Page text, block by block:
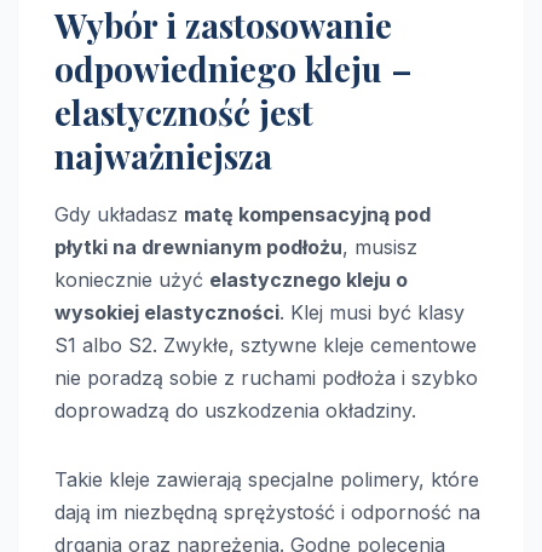
Wybór i zastosowanie
odpowiedniego kleju –
elastyczność jest
najważniejsza
Gdy układasz matę kompensacyjną pod
płytki na drewnianym podłożu, musisz
koniecznie użyć elastycznego kleju o
wysokiej elastyczności. Klej musi być klasy
S1 albo S2. Zwykłe, sztywne kleje cementowe
nie poradzą sobie z ruchami podłoża i szybko
doprowadzą do uszkodzenia okładziny.
Takie kleje zawierają specjalne polimery, które
dają im niezbędną sprężystość i odporność na
drgania oraz naprężenia. Godne polecenia